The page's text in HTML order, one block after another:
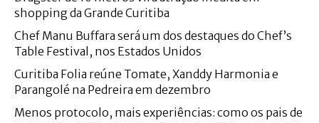
shopping da Grande Curitiba
Chef Manu Buffara será um dos destaques do Chef’s
Table Festival, nos Estados Unidos
Curitiba Folia reúne Tomate, Xanddy Harmonia e
Parangolé na Pedreira em dezembro
Menos protocolo, mais experiências: como os pais de